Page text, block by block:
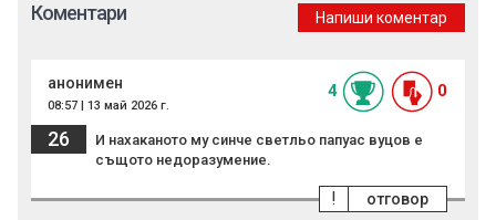
Коментари Напиши коментар
анонимен
08:57 | 13 май 2026 г.
4 0
26
И нахаканото му синче светльо папуас вуцов е
същото недоразумение.
отговор
!